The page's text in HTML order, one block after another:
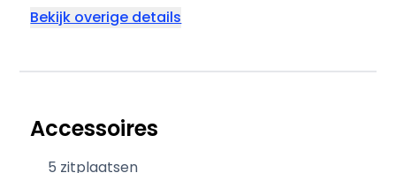
Bekijk overige details
Accessoires
5 zitplaatsen